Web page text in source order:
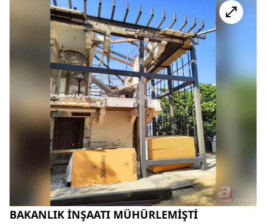
BAKANLIK İNŞAATI MÜHÜRLEMİŞTİ